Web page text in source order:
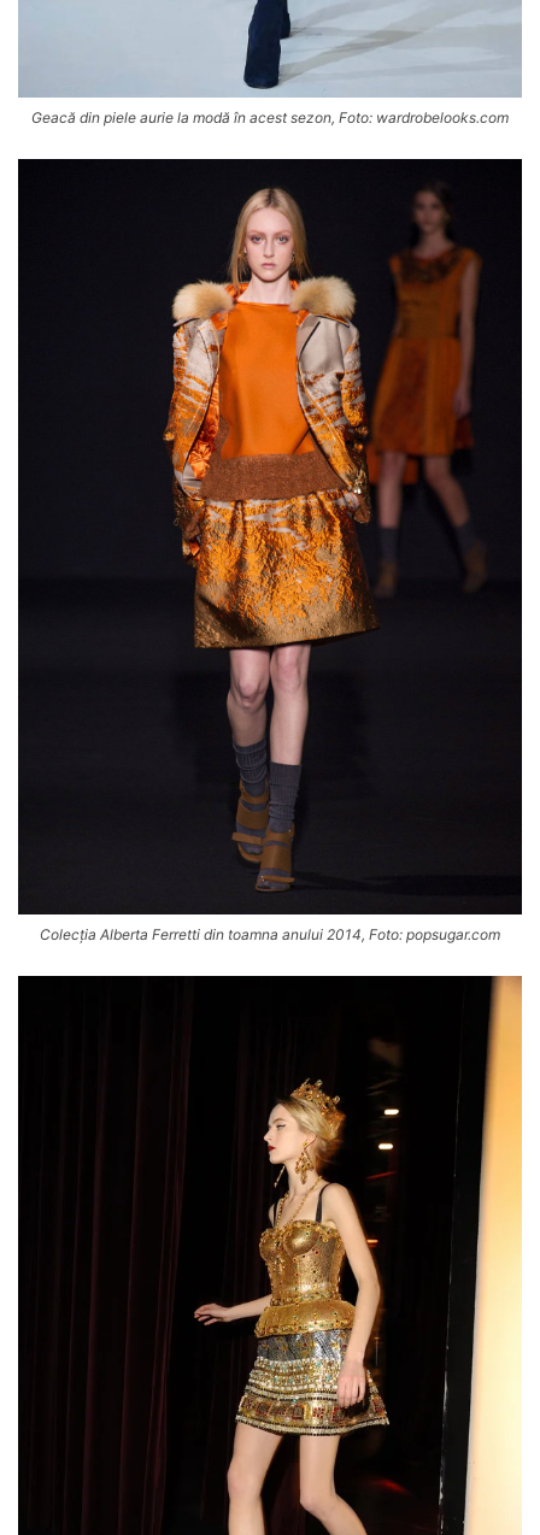
Geacă din piele aurie la modă în acest sezon, Foto: wardrobelooks.com
Colecția Alberta Ferretti din toamna anului 2014, Foto: popsugar.com